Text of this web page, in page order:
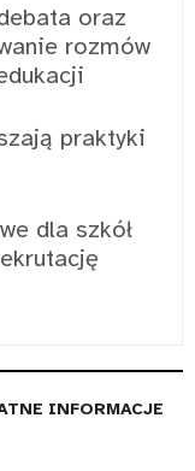
oraz
rozmów
praktyki
dla szkół
INFORMACJE